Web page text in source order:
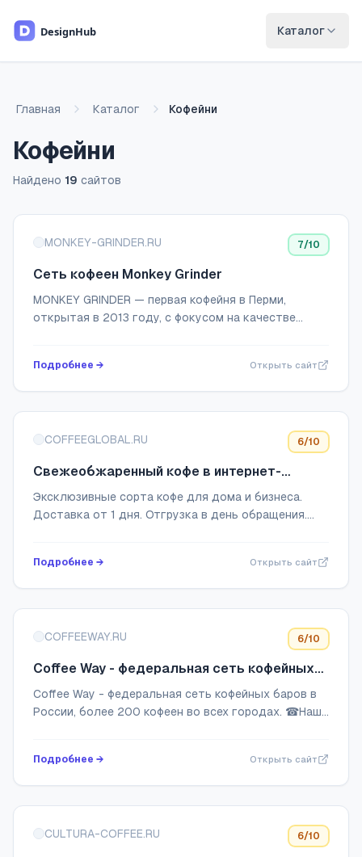
Каталог
Главная Каталог Кофейни
Кофейни
Найдено 19 сайтов
Список сайтов
MONKEY-GRINDER.RU 7/10
Сеть кофеен Monkey Grinder
MONKEY GRINDER — первая кофейня в Перми,
открытая в 2013 году, с фокусом на качестве
кофейных...
Подробнее → Открыть сайт
COFFEEGLOBAL.RU 6/10
Свежеобжаренный кофе в интернет-
магазине Кофе глобал
Эксклюзивные сорта кофе для дома и бизнеса.
Доставка от 1 дня. Отгрузка в день обращения.
Подробнее → Открыть сайт
COFFEEWAY.RU 6/10
Coffee Way - федеральная сеть кофейных
баров в России
Coffee Way - федеральная сеть кофейных баров в
России, более 200 кофеен во всех городах. ☎Наш
Подробнее → Открыть сайт
CULTURA-COFFEE.RU 6/10